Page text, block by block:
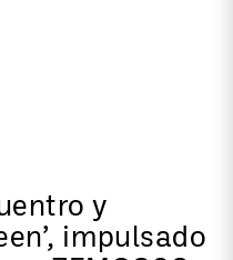
y
impulsado